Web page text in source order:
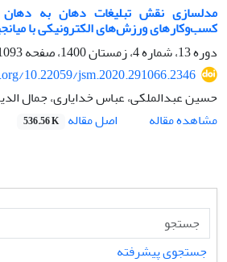
مدلسازی نقش تبلیغات دهان به دهان
کسب‌وکارهای ورزش‌های الکترونیکی با
دوره 13، شماره 4، زمستان 1400، صفحه
1105
10.22059/jsm.2020.291066.2346
حسین عبدالملکی، عباس خدایاری، جمال
مشاهده مقاله
اصل مقاله 536.56 K
جستجوی پیشرفته